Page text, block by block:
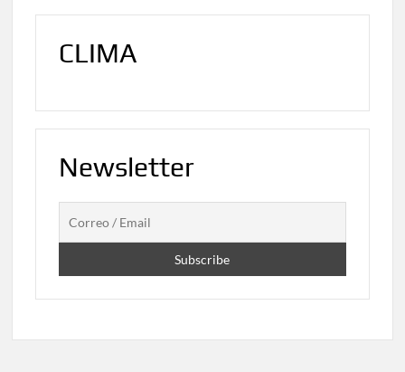
CLIMA
Newsletter